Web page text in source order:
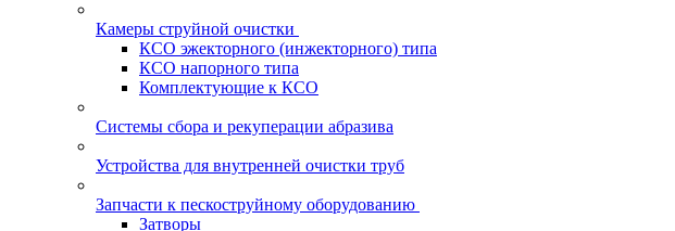
Камеры струйной очистки
КСО эжекторного (инжекторного) типа
КСО напорного типа
Комплектующие к КСО
Системы сбора и рекуперации абразива
Устройства для внутренней очистки труб
Запчасти к пескоструйному оборудованию
Затворы